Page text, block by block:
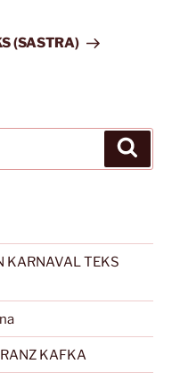
(SASTRA)
KARNAVAL TEKS
KAFKA